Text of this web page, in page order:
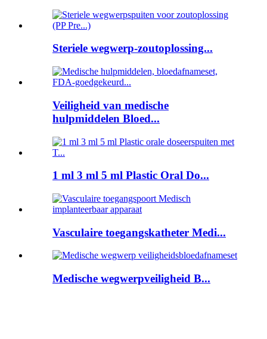
Steriele wegwerp-zoutoplossing...
Veiligheid van medische
hulpmiddelen Bloed...
1 ml 3 ml 5 ml Plastic Oral Do...
Vasculaire toegangskatheter Medi...
Medische wegwerpveiligheid B...